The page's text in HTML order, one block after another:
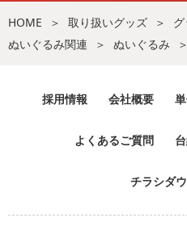
HOME 取り扱いグッズ
ぬいぐるみ関連
ぬいぐるみ
採用情報 会社概要
よくあるご質問
チラシダ